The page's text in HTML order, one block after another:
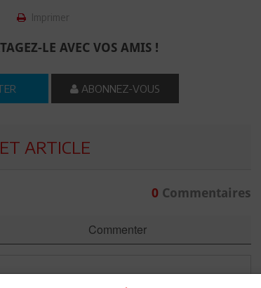
Imprimer
LE AVEC VOS AMIS !
ABONNEZ-VOUS
ARTICLE
0Commentaires
Commenter